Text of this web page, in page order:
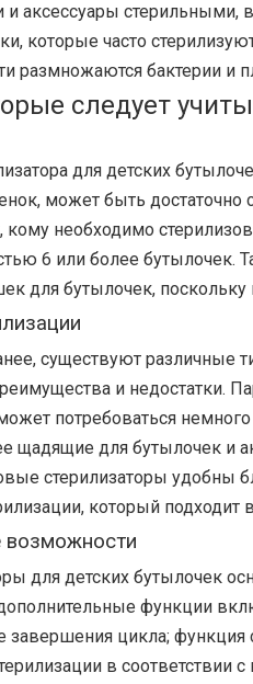
и аксессуары
которые часто
размножаются бактерии и
следует
для детских
может быть
кому необходимо
6 или более бутылочек.
для бутылочек,
существуют
и недостатки.
потребоваться
щадящие для бутылочек и
стерилизаторы удобны
который подходит
для детских бутылочек
функции
завершения цикла;
в